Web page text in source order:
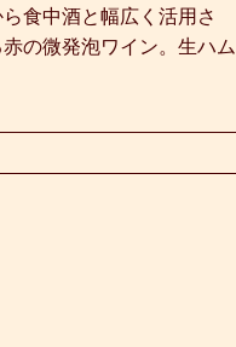
食中酒と幅広く活用さ
の微発泡ワイン。生ハム